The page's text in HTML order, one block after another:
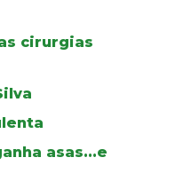
cirurgias
asas...e